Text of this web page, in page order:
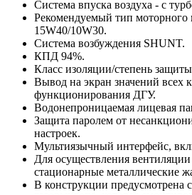
Система впуска воздуха - с
Рекомендуемый тип моторного
15W40/10W30.
Система возбуждения SHUNT.
КПД 94%.
Класс изоляции/степень
Вывод на экран значений всех
функционирования ДГУ.
Водонепроницаемая лицевая
Защита паролем от
настроек.
Мультиязычный интерфейс,
Для осуществления
стационарные металлические
В конструкции предусмотрена